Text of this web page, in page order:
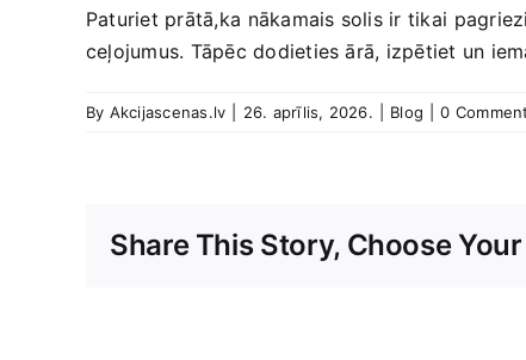
Paturiet prātā,ka ⁤nākamais solis ir tikai
ceļojumus. Tāpēc dodieties ārā, izpētiet un
By Akcijascenas.lv 26. aprīlis, 2026. Blog 0
Share This Story, Choose